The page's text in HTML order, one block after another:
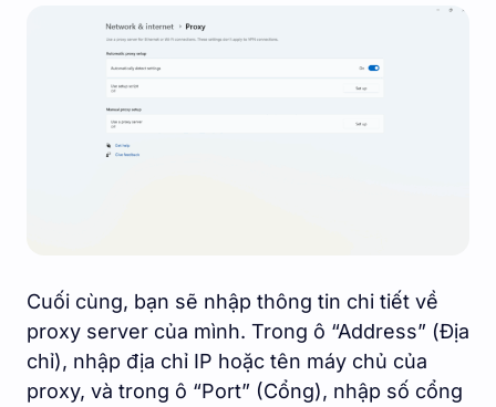
Cuối cùng, bạn sẽ nhập thông tin chi tiết về
proxy server của mình. Trong ô “Address” (Địa
chỉ), nhập địa chỉ IP hoặc tên máy chủ của
proxy, và trong ô “Port” (Cổng), nhập số cổng